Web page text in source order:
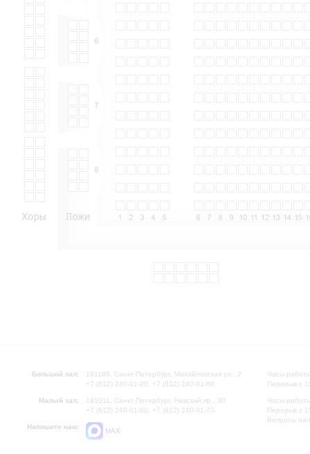
Большой зал:
191186, Санкт-Петербург, Михайловская ул., 2
+7 (812) 240-01-00, +7 (812) 240-01-80
Малый зал:
191011, Санкт-Петербург, Невский пр., 30
+7 (812) 240-01-00, +7 (812) 240-01-70
Напишите нам:
MAX
Часы
Перерыв с
Часы
Перерыв с
Вопросы